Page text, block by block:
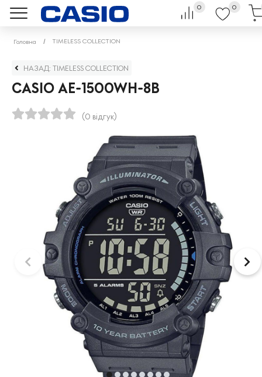
0 0
Головна TIMELESS COLLECTION
НАЗАД: TIMELESS COLLECTION
CASIO AE-1500WH-8B
(0 відгук)